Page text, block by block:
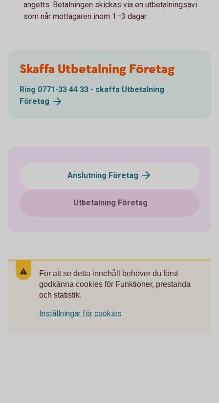
angetts. Betalningen skickas via en utbetalningsavi
som når mottagaren inom 1–3 dagar.
Skaffa Utbetalning Företag
Ring 0771-33 44 33 - skaffa Utbetalning
Företag
Anslutning Företag
Utbetalning Företag
För att se detta innehåll behöver du först
godkänna cookies för Funktioner, prestanda
och statistik.
Inställningar för cookies